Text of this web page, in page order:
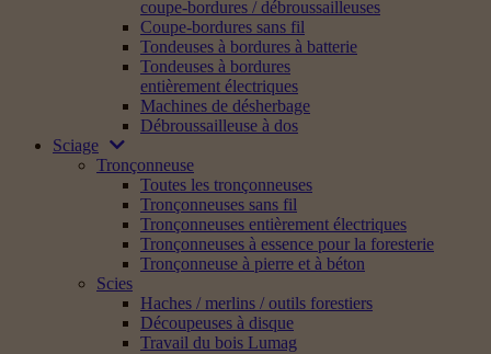
coupe-bordures / débroussailleuses
Coupe-bordures sans fil
Tondeuses à bordures à batterie
Tondeuses à bordures
entièrement électriques
Machines de désherbage
Débroussailleuse à dos
Sciage
Tronçonneuse
Toutes les tronçonneuses
Tronçonneuses sans fil
Tronçonneuses entièrement électriques
Tronçonneuses à essence pour la foresterie
Tronçonneuse à pierre et à béton
Scies
Haches / merlins / outils forestiers
Découpeuses à disque
Travail du bois Lumag